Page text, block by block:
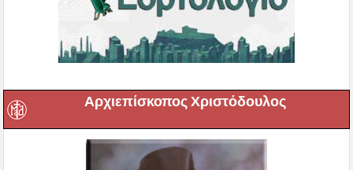
Αρχιεπίσκοπος Χριστόδουλος